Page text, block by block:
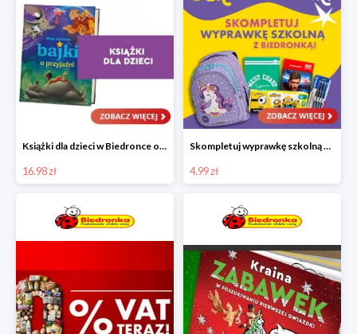
Książki dla dzieci w Biedronce od 16,99 zł
16.98 zł
Skompletuj wyprawkę szkolną z Biedronką od 4,99 zł
4.99 zł